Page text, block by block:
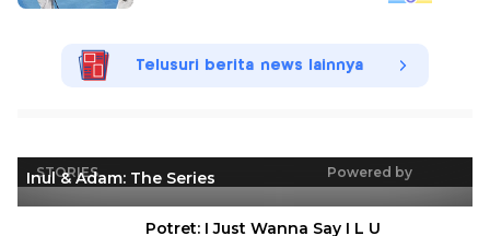
Telusuri berita news lainnya